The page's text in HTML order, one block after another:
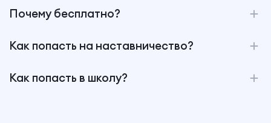
Почему бесплатно?
Как попасть на наставничество?
Как попасть в школу?